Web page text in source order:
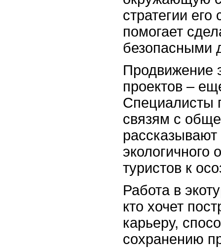
стратегии
помогает
безопасными
Продвижение
проектов –
Специалисты
связям с
экологичного
туристов к
Работа в
кто хочет
карьеру,
сохранению